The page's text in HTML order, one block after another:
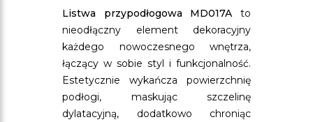
Listwa przypodłogowa MD017A to
nieodłączny element dekoracyjny
każdego nowoczesnego wnętrza,
łączący w sobie styl i funkcjonalność.
Estetycznie wykańcza powierzchnię
podłogi, maskując szczelinę
dylatacyjną, dodatkowo chroniąc